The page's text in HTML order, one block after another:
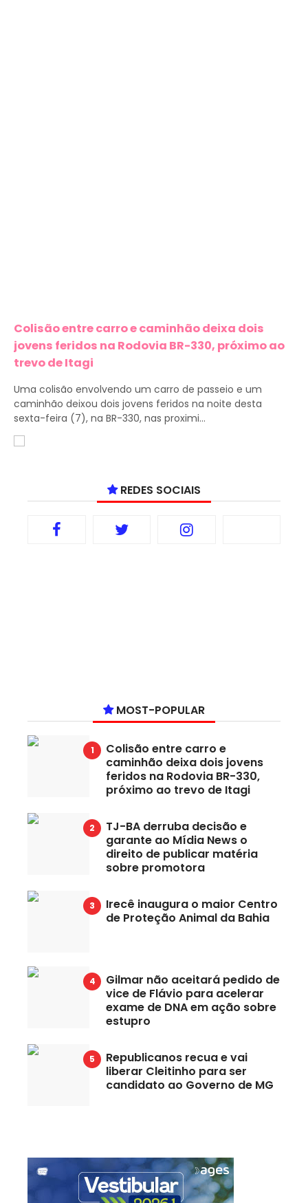
Colisão entre carro e caminhão deixa dois
jovens feridos na Rodovia BR-330, próximo ao
trevo de Itagi
Uma colisão envolvendo um carro de passeio e um
caminhão deixou dois jovens feridos na noite desta
sexta-feira (7), na BR-330, nas proximi...
REDES SOCIAIS
MOST-POPULAR
Colisão entre carro e
caminhão deixa dois jovens
feridos na Rodovia BR-330,
próximo ao trevo de Itagi
TJ-BA derruba decisão e
garante ao Mídia News o
direito de publicar matéria
sobre promotora
Irecê inaugura o maior Centro
de Proteção Animal da Bahia
Gilmar não aceitará pedido de
vice de Flávio para acelerar
exame de DNA em ação sobre
estupro
Republicanos recua e vai
liberar Cleitinho para ser
candidato ao Governo de MG